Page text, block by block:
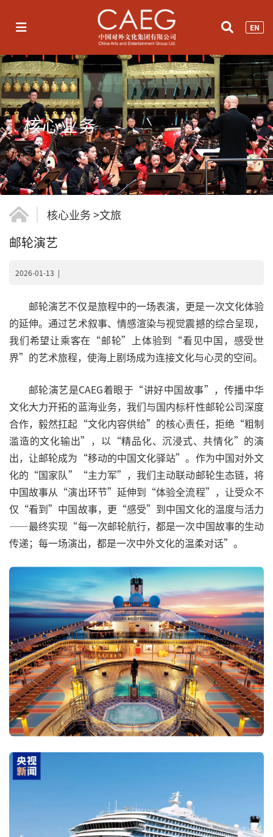
EN
核心业务
核心业务>文旅
邮轮演艺
2026-01-13 |
邮轮演艺不仅是旅程中的一场表演，更是一次文化体验
的延伸。通过艺术叙事、情感渲染与视觉震撼的综合呈现，
我们希望让乘客在“邮轮”上体验到“看见中国，感受世
界”的艺术旅程，使海上剧场成为连接文化与心灵的空间。
邮轮演艺是CAEG着眼于“讲好中国故事”，传播中华
文化大力开拓的蓝海业务，我们与国内标杆性邮轮公司深度
合作，毅然扛起“文化内容供给”的核心责任，拒绝“粗制
滥造的文化输出”，以“精品化、沉浸式、共情化”的演
出，让邮轮成为“移动的中国文化驿站”。作为中国对外文
化的“国家队”“主力军”，我们主动联动邮轮生态链，将
中国故事从“演出环节”延伸到“体验全流程”，让受众不
仅“看到”中国故事，更“感受”到中国文化的温度与活力
——最终实现“每一次邮轮航行，都是一次中国故事的生动
传递；每一场演出，都是一次中外文化的温柔对话”。